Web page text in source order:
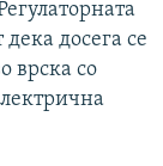
досега се
врска со